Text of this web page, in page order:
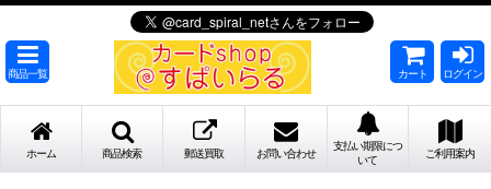
商品一覧 カート ログイン
ホーム 商品検索 郵送買取 お問い合わせ
支払い期限につ
いて
ご利用案内